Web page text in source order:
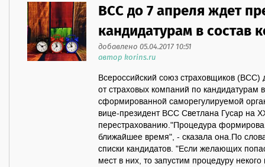
ВСС до 7 апреля ждет
кандидатурам в состав
добавлено 05.04.2017 10:51
автор korins.ru
Всероссийский союз страховщиков
от страховых компаний по кандидатурам
сформированной саморегулируемой
вице-президент ВСС Светлана Гусар на
перестрахованию."Процедура
ближайшее время", - сказала она.По
списки кандидатов. "Если желающих
мест в них, то запустим процедуру